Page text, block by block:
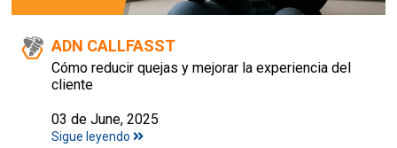
ADN CALLFASST
Cómo reducir quejas y mejorar la experiencia del
cliente
03 de June, 2025
Sigue leyendo